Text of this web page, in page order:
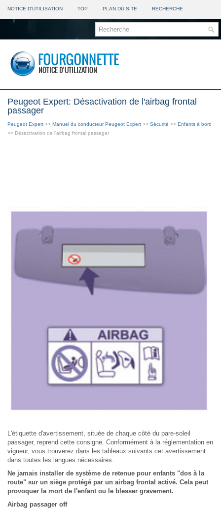
NOTICE D'UTILISATION TOP PLAN DU SITE RECHERCHE
Peugeot Expert: Désactivation de l'airbag frontal
passager
Peugeot Expert >> Manuel du conducteur Peugeot Expert >> Sécurité >> Enfants à bord
>> Désactivation de l'airbag frontal passager
L'étiquette d'avertissement, située de chaque côté du pare-soleil
passager, reprend cette consigne. Conformément à la réglementation en
vigueur, vous trouverez dans les tableaux suivants cet avertissement
dans toutes les langues nécessaires.
Ne jamais installer de système de retenue pour enfants "dos à la
route" sur un siège protégé par un airbag frontal activé. Cela peut
provoquer la mort de l'enfant ou le blesser gravement.
Airbag passager off